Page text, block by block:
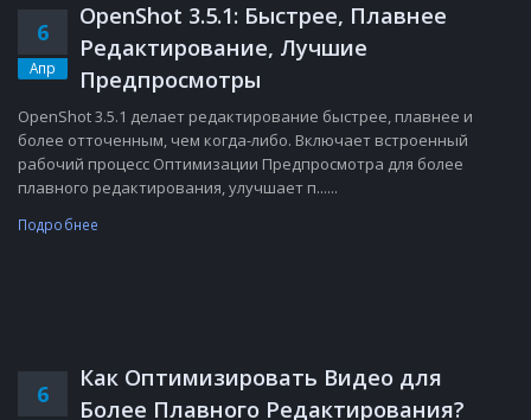
6
Апр
OpenShot 3.5.1: Быстрее, Плавнее
Редактирование, Лучшие
Предпросмотры
OpenShot 3.5.1 делает редактирование быстрее, плавнее и
более отточенным, чем когда-либо. Включает встроенный
рабочий процесс Оптимизации Предпросмотра для более
плавного редактирования, улучшает п......
Подробнее
6
Как Оптимизировать Видео для
Более Плавного Редактирования?